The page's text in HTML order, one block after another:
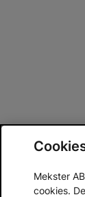
Mekster
cookies.